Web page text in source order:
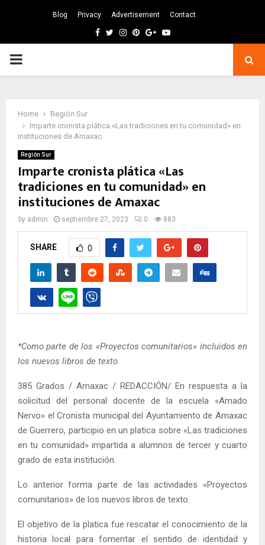
Blog Privacy Advertisement Contact
Facebook
TwitterInstagram
Pinterest
GoogleYoutube
PRIMARY
Home
Región Sur
Imparte cronista plática «Las tradiciones en tu comunidad» en
instituciones de Amaxac
Región Sur
Imparte cronista plática «Las
tradiciones en tu comunidad» en
instituciones de Amaxac
by admin septiembre 27, 2023 0 883
SHARE 0
*Como parte de los «Proyectos comunitarios» incluidos en
los nuevos libros de texto.
385 Grados / Amaxac / REDACCIÓN/ En respuesta a la
solicitud del personal docente de la escuela «Amado
Nervo» el Cronista municipal del Ayuntamiento de Amaxac
de Guerrero, participio en un platica sobre «Las tradiciones
en tu comunidad» impartida a alumnos de tercer y cuarto
grado de esta institución.
Lo anterior forma parte de las actividades «Proyectos
comunitarios» de los nuevos libros de texto.
El objetivo de la platica fue rescatar el conocimiento de la
historia local para fomentar el sentido de identidad y